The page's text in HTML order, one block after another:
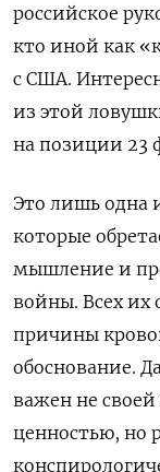
российское
кто иной как
с США.
из этой
на позиции 23
Это лишь одна
которые
мышление и
войны. Всех их
причины
обоснование.
важен не
ценностью, но